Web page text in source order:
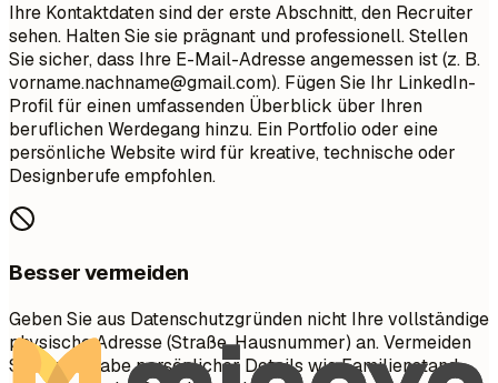
Ihre Kontaktdaten sind der erste Abschnitt, den Recruiter
sehen. Halten Sie sie prägnant und professionell. Stellen
Sie sicher, dass Ihre E-Mail-Adresse angemessen ist (z. B.
vorname.nachname@gmail.com). Fügen Sie Ihr LinkedIn-
Profil für einen umfassenden Überblick über Ihren
beruflichen Werdegang hinzu. Ein Portfolio oder eine
persönliche Website wird für kreative, technische oder
Designberufe empfohlen.
Besser vermeiden
Geben Sie aus Datenschutzgründen nicht Ihre vollständige
physische Adresse (Straße, Hausnummer) an. Vermeiden
Sie die Angabe persönlicher Details wie Familienstand,